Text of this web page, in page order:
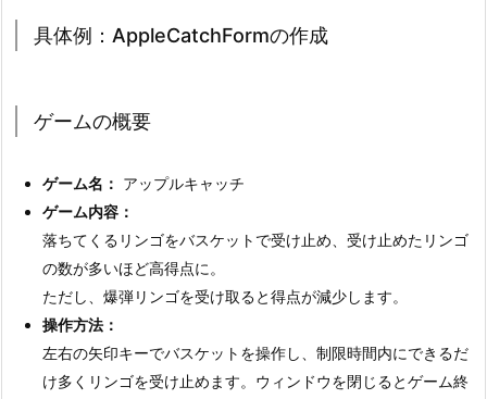
a
h
o
r
m
の
作
成
2.
3.
具体例：AppleCatchFormの作成
ゲームの概要
ゲーム名： アップルキャッチ
ゲーム内容：
落ちてくるリンゴをバスケットで受け止め、受け止めたリンゴ
の数が多いほど高得点に。
ただし、爆弾リンゴを受け取ると得点が減少します。
操作方法：
左右の矢印キーでバスケットを操作し、制限時間内にできるだ
け多くリンゴを受け止めます。ウィンドウを閉じるとゲーム終